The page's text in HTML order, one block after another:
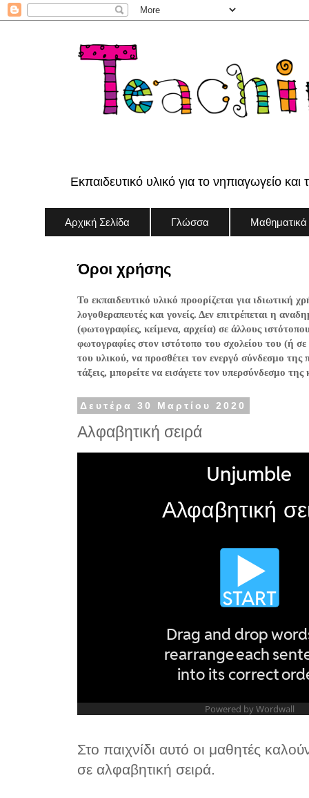
Εκπαιδευτικό υλικό για το νηπιαγωγείο και
Αρχική Σελίδα Γλώσσα Μαθηματικά
Όροι χρήσης
Το εκπαιδευτικό υλικό προορίζεται για ιδιωτική
λογοθεραπευτές και γονείς. Δεν επιτρέπεται η
(φωτογραφίες, κείμενα, αρχεία) σε άλλους
φωτογραφίες στον ιστότοπο του σχολείου του (ή
του υλικού, να προσθέτει τον ενεργό σύνδεσμο
τάξεις, μπορείτε να εισάγετε τον υπερσύνδεσμο
Δευτέρα 30 Μαρτίου 2020
Αλφαβητική σειρά
Στο παιχνίδι αυτό οι μαθητές
σε αλφαβητική σειρά.